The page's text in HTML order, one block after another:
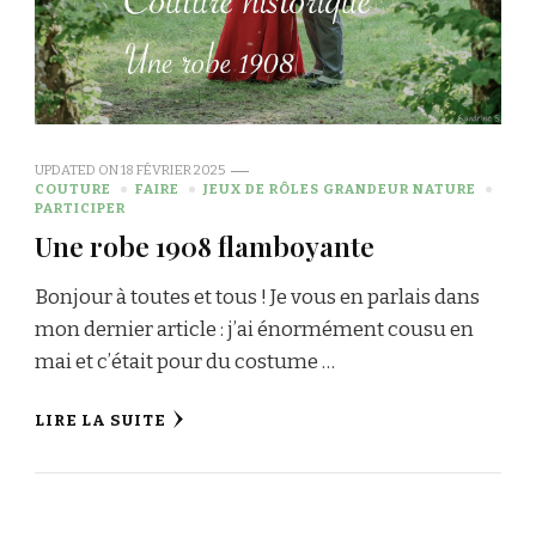
UPDATED ON18 FÉVRIER 2025
COUTURE
FAIRE
JEUX DE RÔLES GRANDEUR NATURE
PARTICIPER
Une robe 1908 flamboyante
Bonjour à toutes et tous ! Je vous en parlais dans
mon dernier article : j’ai énormément cousu en
mai et c’était pour du costume …
LIRE LA SUITE